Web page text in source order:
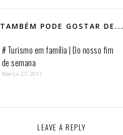
TAMBÉM PODE GOSTAR DE...
# Turismo em família | Do nosso fim
de semana
Março 27, 2017
LEAVE A REPLY